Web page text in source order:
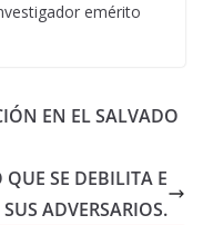
emérito
EN EL SALVADO
SE DEBILITA E
ADVERSARIOS.